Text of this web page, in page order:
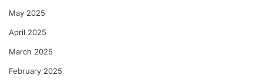
May 2025
April 2025
March 2025
February 2025